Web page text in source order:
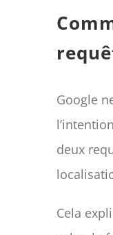
Google
deux
Cela